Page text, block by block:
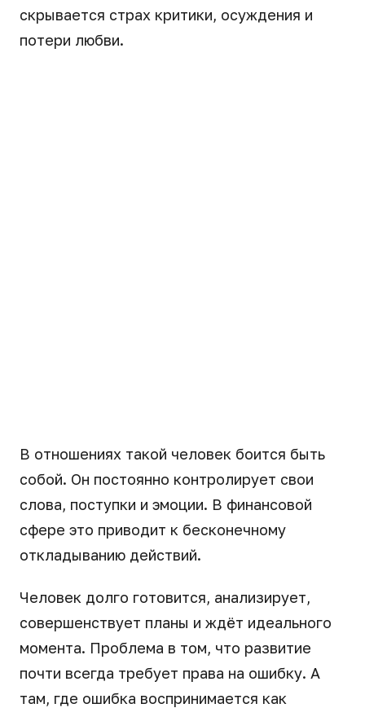
скрывается страх критики, осуждения и
потери любви.
В отношениях такой человек боится быть
собой. Он постоянно контролирует свои
слова, поступки и эмоции. В финансовой
сфере это приводит к бесконечному
откладыванию действий.
Человек долго готовится, анализирует,
совершенствует планы и ждёт идеального
момента. Проблема в том, что развитие
почти всегда требует права на ошибку. А
там, где ошибка воспринимается как